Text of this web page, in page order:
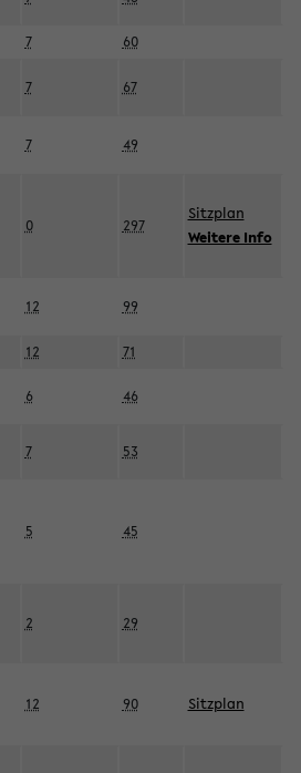
7 60
7 67
7 49
0 297
Sitzplan
Weitere Info
12 99
12 71
6 46
7 53
5 45
2 29
12 90 Sitzplan